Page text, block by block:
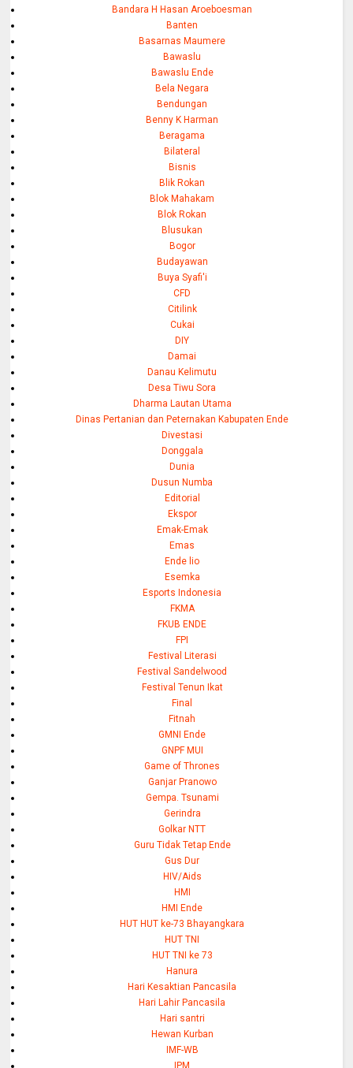
Bandara H Hasan Aroeboesman
Banten
Basarnas Maumere
Bawaslu
Bawaslu Ende
Bela Negara
Bendungan
Benny K Harman
Beragama
Bilateral
Bisnis
Blik Rokan
Blok Mahakam
Blok Rokan
Blusukan
Bogor
Budayawan
Buya Syafi'i
CFD
Citilink
Cukai
DIY
Damai
Danau Kelimutu
Desa Tiwu Sora
Dharma Lautan Utama
Dinas Pertanian dan Peternakan Kabupaten Ende
Divestasi
Donggala
Dunia
Dusun Numba
Editorial
Ekspor
Emak-Emak
Emas
Ende lio
Esemka
Esports Indonesia
FKMA
FKUB ENDE
FPI
Festival Literasi
Festival Sandelwood
Festival Tenun Ikat
Final
Fitnah
GMNI Ende
GNPF MUI
Game of Thrones
Ganjar Pranowo
Gempa. Tsunami
Gerindra
Golkar NTT
Guru Tidak Tetap Ende
Gus Dur
HIV/Aids
HMI
HMI Ende
HUT HUT ke-73 Bhayangkara
HUT TNI
HUT TNI ke 73
Hanura
Hari Kesaktian Pancasila
Hari Lahir Pancasila
Hari santri
Hewan Kurban
IMF-WB
IPM